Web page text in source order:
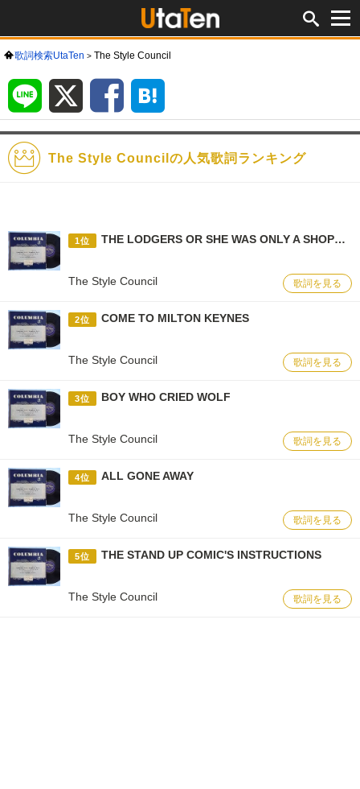
歌詞検索UtaTen The Style Council
LINE Facebook
ク
ー
The Style Councilの人気歌詞ランキング
1位 THE LODGERS OR SHE WAS ONLY A SHOPKEEPER'S DAUGHTER)
The Style Council 歌詞を見る
2位 COME TO MILTON KEYNES
The Style Council 歌詞を見る
3位 BOY WHO CRIED WOLF
The Style Council 歌詞を見る
4位 ALL GONE AWAY
The Style Council 歌詞を見る
5位 THE STAND UP COMIC'S INSTRUCTIONS
The Style Council 歌詞を見る